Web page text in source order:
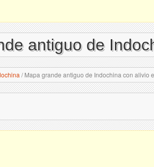
antiguo de
/Mapa grande antiguo de Indochina con alivio